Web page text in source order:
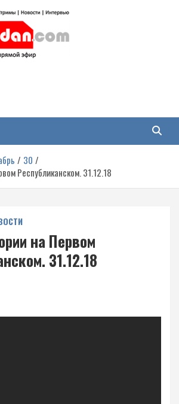
Гражданская война
включая события в Новороссии, ДНР,
30
Республиканском. 31.12.18
на Первом
31.12.18